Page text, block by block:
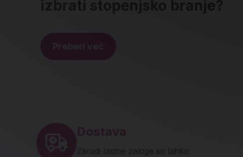
izbrati stopenjsko branje?
Preberi več
Dostava
Zaradi lastne zaloge so lahko